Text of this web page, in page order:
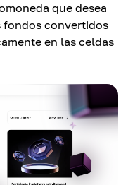
que desea
fondos convertidos
en las celdas